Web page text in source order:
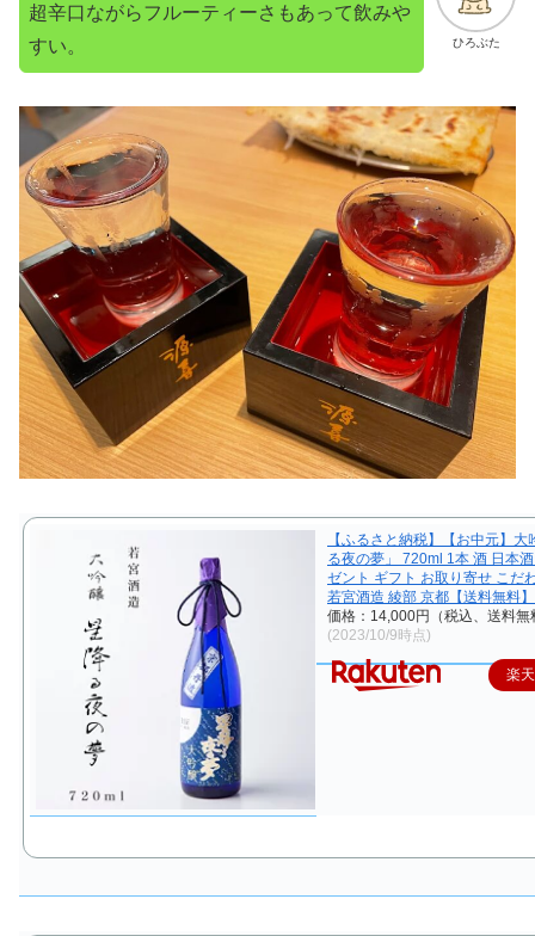
ひろぶた
超辛口ながらフルーティーさもあって飲みや
すい。
【ふるさと納税】【お中元】大
る夜の夢」 720ml 1本 酒 日本
ゼント ギフト お取り寄せ こだ
若宮酒造 綾部 京都【送料無料】
価格：14,000円（税込、送料無
(2023/10/9時点)
楽